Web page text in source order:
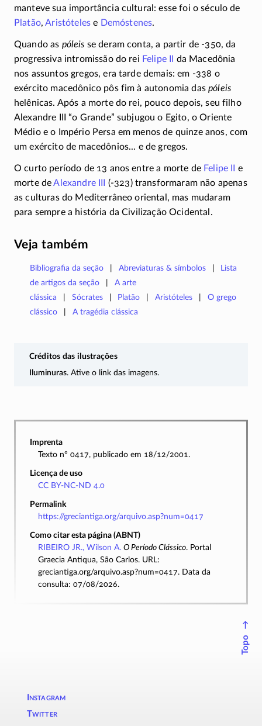
manteve sua importância cultural: esse foi o século de
Platão,Aristóteles e Demóstenes.
Quando as póleis se deram conta, a partir de -350, da
progressiva intromissão do rei Felipe II da Macedônia
nos assuntos gregos, era tarde demais: em -338 o
exército macedônico pôs fim à autonomia daspóleis
helênicas. Após a morte do rei, pouco depois, seu filho
Alexandre III “o Grande” subjugou o Egito, o Oriente
Médio e o Império Persa em menos de quinze anos, com
um exército de macedônios... e de gregos.
O curto período de 13 anos entre a morte de Felipe II e
morte deAlexandre III (-323) transformaram não apenas
as culturas do Mediterrâneo oriental, mas mudaram
para sempre a história da Civilização Ocidental.
Veja também
Bibliografia da seção Abreviaturas & símbolos
Lista
de artigos da seção
A arte
clássica
Sócrates Platão Aristóteles
O grego
clássico
A tragédia clássica
Créditos das ilustrações
Iluminuras. Ative o link das imagens.
Imprenta
Texto nº 0417, publicado em 18/12/2001.
Licença de uso
CC BY-NC-ND 4.0
Permalink
https://greciantiga.org/arquivo.asp?num=0417
Como citar esta página (ABNT)
RIBEIRO JR., Wilson A. O Período Clássico. Portal
Graecia Antiqua, São Carlos. URL:
greciantiga.org/arquivo.asp?num=0417. Data da
consulta: 07/08/2026.
↑
Topo
Instagram
Twitter